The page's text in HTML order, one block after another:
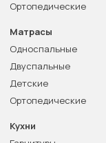
Ортопедические
Матрасы
Односпальные
Двуспальные
Детские
Ортопедические
Кухни